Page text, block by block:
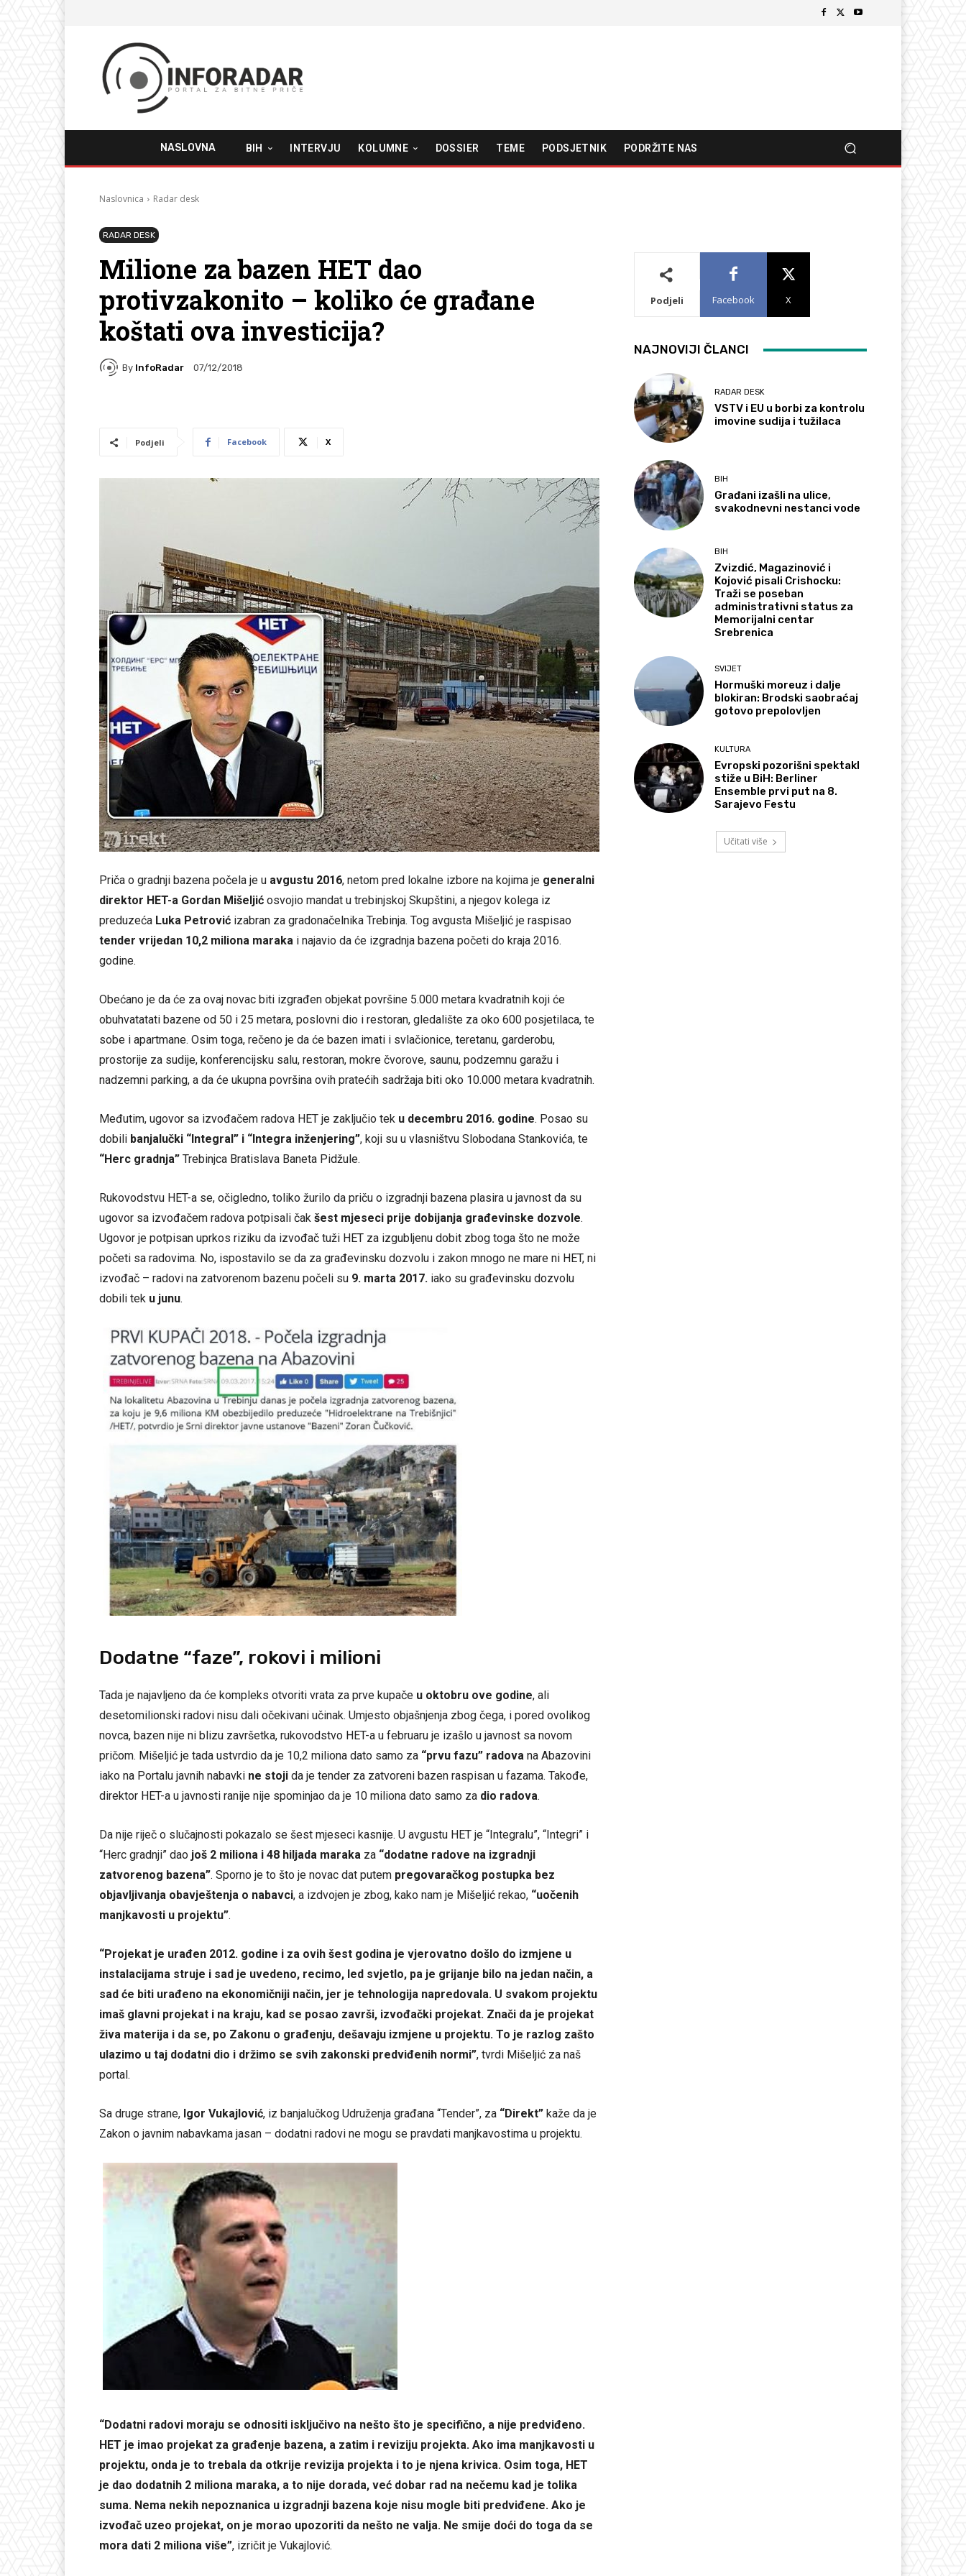
NASLOVNA BIH INTERVJU KOLUMNE DOSSIER TEME PODSJETNIK PODRŽITE NAS
Naslovnica Radar desk
RADAR DESK
Milione za bazen HET dao
protivzakonito – koliko će građane
koštati ova investicija?
By InfoRadar 07/12/2018
Podjeli Facebook X
Priča o gradnji bazena počela je u avgustu 2016, netom pred lokalne izbore na kojima je generalni
direktor HET-a Gordan Mišeljić osvojio mandat u trebinjskoj Skupštini, a njegov kolega iz
preduzeća Luka Petrović izabran za gradonačelnika Trebinja. Tog avgusta Mišeljić je raspisao
tender vrijedan 10,2 miliona maraka i najavio da će izgradnja bazena početi do kraja 2016.
godine.
Obećano je da će za ovaj novac biti izgrađen objekat površine 5.000 metara kvadratnih koji će
obuhvatatati bazene od 50 i 25 metara, poslovni dio i restoran, gledalište za oko 600 posjetilaca, te
sobe i apartmane. Osim toga, rečeno je da će bazen imati i svlačionice, teretanu, garderobu,
prostorije za sudije, konferencijsku salu, restoran, mokre čvorove, saunu, podzemnu garažu i
nadzemni parking, a da će ukupna površina ovih pratećih sadržaja biti oko 10.000 metara kvadratnih.
Međutim, ugovor sa izvođačem radova HET je zaključio tek u decembru 2016. godine. Posao su
dobili banjalučki “Integral” i “Integra inženjering”, koji su u vlasništvu Slobodana Stankovića, te
“Herc gradnja” Trebinjca Bratislava Baneta Pidžule.
Rukovodstvu HET-a se, očigledno, toliko žurilo da priču o izgradnji bazena plasira u javnost da su
ugovor sa izvođačem radova potpisali čak šest mjeseci prije dobijanja građevinske dozvole.
Ugovor je potpisan uprkos riziku da izvođač tuži HET za izgubljenu dobit zbog toga što ne može
početi sa radovima. No, ispostavilo se da za građevinsku dozvolu i zakon mnogo ne mare ni HET, ni
izvođač – radovi na zatvorenom bazenu počeli su 9. marta 2017. iako su građevinsku dozvolu
dobili tek u junu.
Dodatne “faze”, rokovi i milioni
Tada je najavljeno da će kompleks otvoriti vrata za prve kupače u oktobru ove godine, ali
desetomilionski radovi nisu dali očekivani učinak. Umjesto objašnjenja zbog čega, i pored ovolikog
novca, bazen nije ni blizu završetka, rukovodstvo HET-a u februaru je izašlo u javnost sa novom
pričom. Mišeljić je tada ustvrdio da je 10,2 miliona dato samo za “prvu fazu” radova na Abazovini
iako na Portalu javnih nabavki ne stoji da je tender za zatvoreni bazen raspisan u fazama. Takođe,
direktor HET-a u javnosti ranije nije spominjao da je 10 miliona dato samo za dio radova.
Da nije riječ o slučajnosti pokazalo se šest mjeseci kasnije. U avgustu HET je “Integralu”, “Integri” i
“Herc gradnji” dao još 2 miliona i 48 hiljada maraka za “dodatne radove na izgradnji
zatvorenog bazena”. Sporno je to što je novac dat putem pregovaračkog postupka bez
objavljivanja obavještenja o nabavci, a izdvojen je zbog, kako nam je Mišeljić rekao, “uočenih
manjkavosti u projektu”.
“Projekat je urađen 2012. godine i za ovih šest godina je vjerovatno došlo do izmjene u
instalacijama struje i sad je uvedeno, recimo, led svjetlo, pa je grijanje bilo na jedan način, a
sad će biti urađeno na ekonomičniji način, jer je tehnologija napredovala. U svakom projektu
imaš glavni projekat i na kraju, kad se posao završi, izvođački projekat. Znači da je projekat
živa materija i da se, po Zakonu o građenju, dešavaju izmjene u projektu. To je razlog zašto
ulazimo u taj dodatni dio i držimo se svih zakonski predviđenih normi”, tvrdi Mišeljić za naš
portal.
Sa druge strane, Igor Vukajlović, iz banjalučkog Udruženja građana “Tender”, za “Direkt” kaže da je
Zakon o javnim nabavkama jasan – dodatni radovi ne mogu se pravdati manjkavostima u projektu.
“Dodatni radovi moraju se odnositi isključivo na nešto što je specifično, a nije predviđeno.
HET je imao projekat za građenje bazena, a zatim i reviziju projekta. Ako ima manjkavosti u
projektu, onda je to trebala da otkrije revizija projekta i to je njena krivica. Osim toga, HET
je dao dodatnih 2 miliona maraka, a to nije dorada, već dobar rad na nečemu kad je tolika
suma. Nema nekih nepoznanica u izgradnji bazena koje nisu mogle biti predviđene. Ako je
izvođač uzeo projekat, on je morao upozoriti da nešto ne valja. Ne smije doći do toga da se
mora dati 2 miliona više”, izričit je Vukajlović.
Podjeli Facebook X
NAJNOVIJI ČLANCI
RADAR DESK
VSTV i EU u borbi za kontrolu
imovine sudija i tužilaca
BIH
Građani izašli na ulice,
svakodnevni nestanci vode
BIH
Zvizdić, Magazinović i
Kojović pisali Crishocku:
Traži se poseban
administrativni status za
Memorijalni centar
Srebrenica
SVIJET
Hormuški moreuz i dalje
blokiran: Brodski saobraćaj
gotovo prepolovljen
KULTURA
Evropski pozorišni spektakl
stiže u BiH: Berliner
Ensemble prvi put na 8.
Sarajevo Festu
Učitati više